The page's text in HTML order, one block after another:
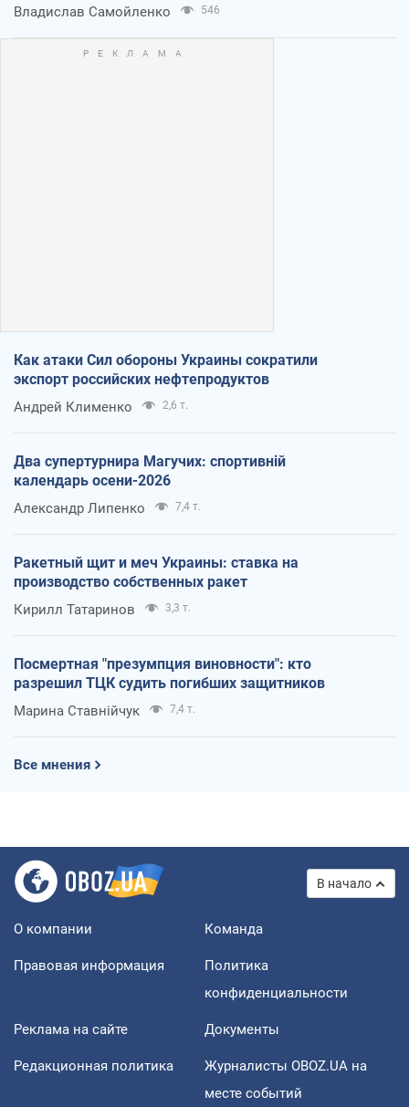
Владислав Самойленко 546
Как атаки Сил обороны Украины сократили
экспорт российских нефтепродуктов
Андрей Клименко 2,6 т.
Два супертурнира Магучих: спортивній
календарь осени-2026
Александр Липенко 7,4 т.
Ракетный щит и меч Украины: ставка на
производство собственных ракет
Кирилл Татаринов 3,3 т.
Посмертная "презумпция виновности": кто
разрешил ТЦК судить погибших защитников
Марина Ставнійчук 7,4 т.
Все мнения
В начало
О компании Команда
Правовая информация
Политика
конфиденциальности
Реклама на сайте Документы
Редакционная политика
Журналисты OBOZ.UA на
месте событий